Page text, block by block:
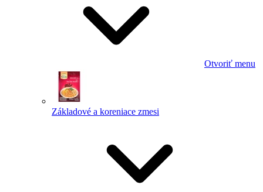
Otvoriť menu
Základové a koreniace zmesi